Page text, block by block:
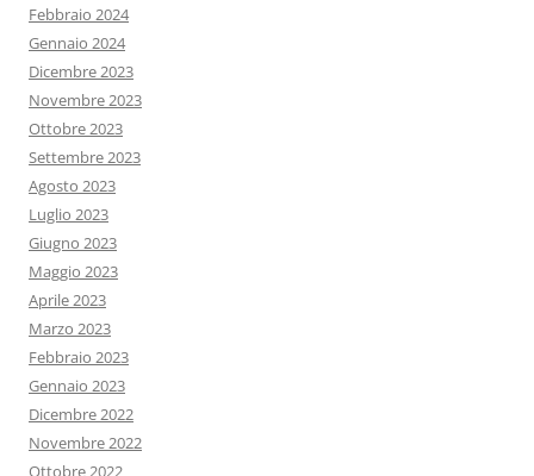
Febbraio 2024
Gennaio 2024
Dicembre 2023
Novembre 2023
Ottobre 2023
Settembre 2023
Agosto 2023
Luglio 2023
Giugno 2023
Maggio 2023
Aprile 2023
Marzo 2023
Febbraio 2023
Gennaio 2023
Dicembre 2022
Novembre 2022